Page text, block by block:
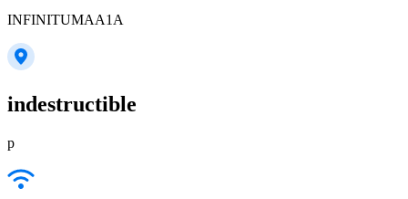
INFINITUMAA1A
indestructible
p